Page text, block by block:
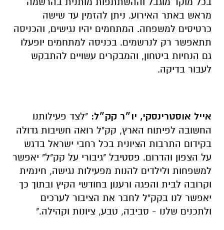
מראש באתר האירוע. ניתן להזמין עד שישה
כרטיסים למשפחה. המתחמים יהיו נגישים, והכניסה
תתאפשר רק לנרשמים. בכניסה למתחמים יופעלו
גם הנחיות ביטחון, והמבקרים עשויים להתבקש
לעבור בדיקה.
אייל אוסטרינסקי, יו״ר קק״ל: "לצד פעילותנו
החשובה לפיתוח הארץ, קק"ל רואה חשיבות גדולה
בקידום התרבות הציונית בכל רחבי ישראל בדגש
על הצפון והדרום. פסטיבל "גיבורי על קק"ל" יאפשר
למשפחות ולילדים להנות מפעילות נגישה, חינמית
וקרובה לבית והפגה ורענון בחודשי הקיץ ובתוך כך
יאפשר לנו בקק"ל לחבר את הציבור לערכים
ולתכנים שלנו - סביבה, טבע, ציונות וקהילה."